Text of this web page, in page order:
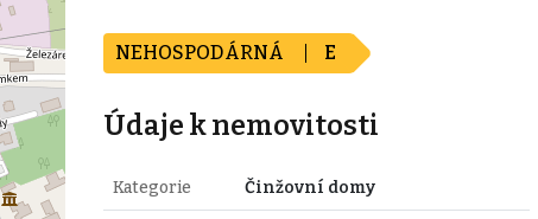
NEHOSPODÁRNÁ E
Údaje k nemovitosti
Kategorie Činžovní domy